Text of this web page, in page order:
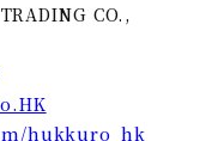
CO.,
hukkuro_hk